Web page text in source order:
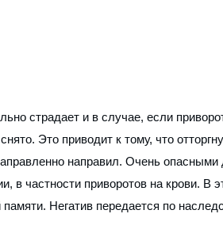
страдает и в случае, если
Это приводит к тому, что
направил. Очень опасными
в частности приворотов на крови. В
Негатив передается по